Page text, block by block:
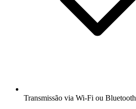
Transmissão via Wi-Fi ou Bluetooth